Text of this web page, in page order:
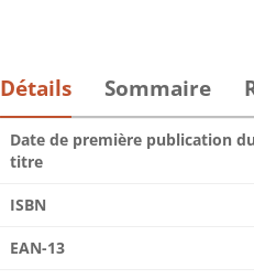
Détails Sommaire
Date de première publication du
titre
ISBN
EAN-13